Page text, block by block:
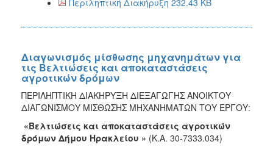
Διαγωνισμός μίσθωσης μηχανημάτων για
τις Βελτιώσεις και αποκαταστάσεις
αγροτικών δρόμων
ΠΕΡΙΛΗΠΤΙΚΗ ΔΙΑΚΗΡΥΞΗ ΔΙΕΞΑΓΩΓΗΣ ΑΝΟΙΚΤΟΥ
ΔΙΑΓΩΝΙΣΜΟΥ ΜΙΣΘΩΣΗΣ ΜΗΧΑΝΗΜΑΤΩΝ ΤΟΥ ΕΡΓΟΥ:
«Βελτιώσεις και αποκαταστάσεις αγροτικών
δρόμων Δήμου Ηρακλείου » (Κ.Α. 30-7333.034)